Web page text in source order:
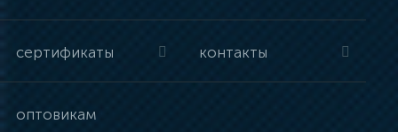
сертификаты контакты
оптовикам